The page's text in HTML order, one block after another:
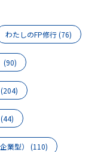
わたしのFP修行(76)
(90)
(204)
(44)
業型） (110)